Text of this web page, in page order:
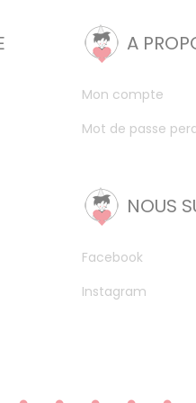
A
Mon compte
Mot de passe
NOUS
Facebook
Instagram